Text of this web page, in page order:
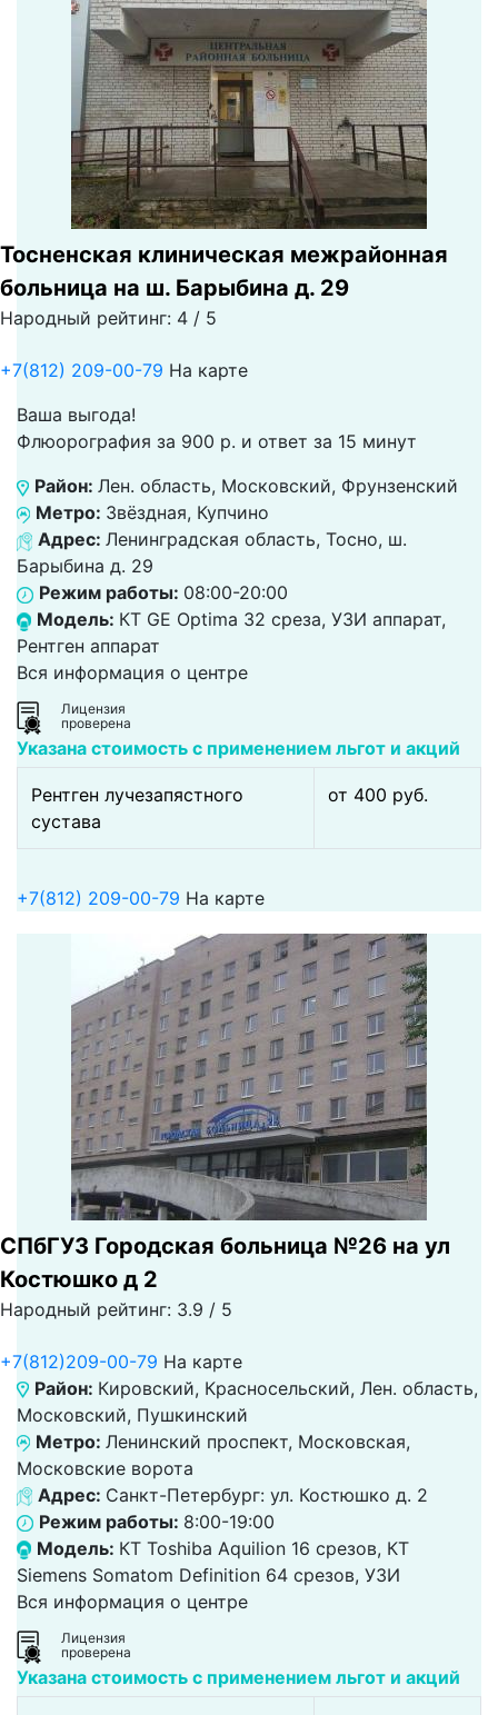
Тосненская клиническая межрайонная
больница на ш. Барыбина д. 29
Народный рейтинг: 4 / 5
+7(812) 209-00-79 На карте
Ваша выгода!
Флюорография за 900 р. и ответ за 15 минут
Район: Лен. область, Московский, Фрунзенский
Метро: Звёздная, Купчино
Адрес: Ленинградская область, Тосно, ш.
Барыбина д. 29
Режим работы: 08:00-20:00
Модель: КТ GE Optima 32 среза, УЗИ аппарат,
Рентген аппарат
Вся информация о центре
Лицензия
проверена
Указана стоимость с применением льгот и акций
Рентген лучезапястного
сустава
от 400 pуб.
+7(812) 209-00-79 На карте
СПбГУЗ Городская больница №26 на ул
Костюшко д 2
Народный рейтинг: 3.9 / 5
+7(812)209-00-79 На карте
Район: Кировский, Красносельский, Лен. область,
Московский, Пушкинский
Метро: Ленинский проспект, Московская,
Московские ворота
Адрес: Санкт-Петербург: ул. Костюшко д. 2
Режим работы: 8:00-19:00
Модель: КТ Toshiba Aquilion 16 срезов, КТ
Siemens Somatom Definition 64 срезов, УЗИ
Вся информация о центре
Лицензия
проверена
Указана стоимость с применением льгот и акций